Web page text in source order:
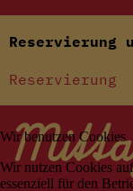
Reservierung
Reservierung
Wir benutzen Cookies
Wir nutzen Cookies
essenziell für den